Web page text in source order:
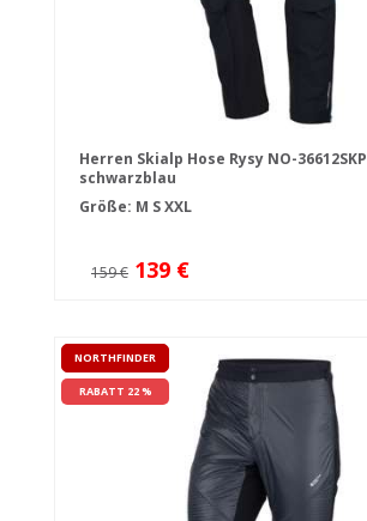
Herren Skialp Hose Rysy NO-36612SKP
schwarzblau
Größe: M SXXL
159 € 139 €
NORTHFINDER
RABATT 22 %